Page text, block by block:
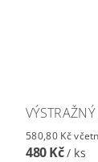
580,80
480 Kč/ ks